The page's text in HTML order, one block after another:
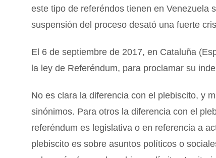
este tipo de referéndos tienen en Venezuela
suspensión del proceso desató una fuerte
El 6 de septiembre de 2017, en Cataluña
la ley de Referéndum, para proclamar su
No es clara la diferencia con el plebiscito, y
sinónimos. Para otros la diferencia con el
referéndum es legislativa o en referencia a
plebiscito es sobre asuntos políticos o